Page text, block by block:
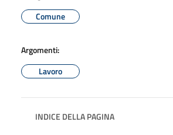
Comune
Argomenti:
Lavoro
INDICE DELLA PAGINA